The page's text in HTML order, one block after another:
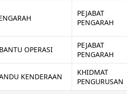
PEJABAT
PENGARAH
OPERASI
PEJABAT
PENGARAH
KENDERAAN
KHIDMAT
PENGURUSAN